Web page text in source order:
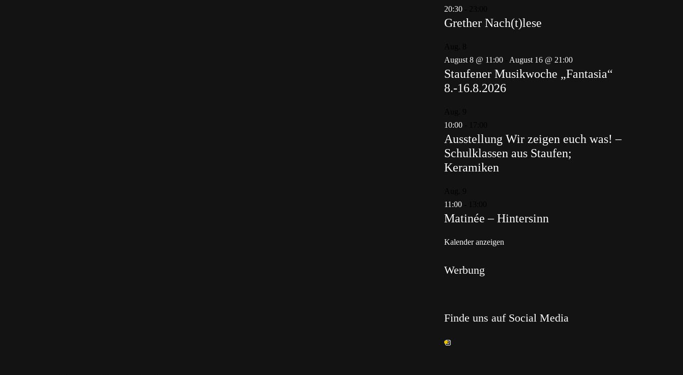
20:30
Grether Nach(t)lese
August 8 @ 11:00
August 16 @ 21:00
Staufener Musikwoche „Fantasia“
8.-16.8.2026
10:00
Ausstellung Wir zeigen euch was! –
Schulklassen aus Staufen;
Keramiken
11:00
Matinée – Hintersinn
Kalender anzeigen
Werbung
Finde uns auf Social Media